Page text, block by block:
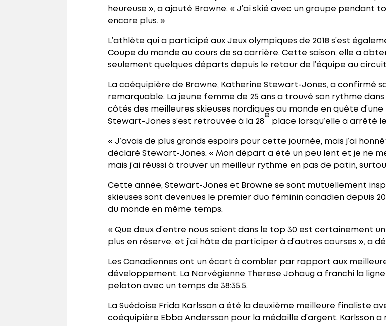
heureuse », a ajouté Browne. « J’ai skié avec un groupe pendant
encore plus. »
L’athlète qui a participé aux Jeux olympiques de 2018 s’est
Coupe du monde au cours de sa carrière. Cette saison, elle a
seulement quelques départs depuis le retour de l’équipe au
La coéquipière de Browne, Katherine Stewart-Jones, a confirmé
remarquable. La jeune femme de 25 ans a trouvé son rythme
côtés des meilleures skieuses nordiques au monde en quête
Stewart-Jones s’est retrouvée à la 28
e
place lorsqu’elle a arrêté le
« J’avais de plus grands espoirs pour cette journée, mais j’ai
déclaré Stewart-Jones. « Mon départ a été un peu lent et je ne
mais j’ai réussi à trouver un meilleur rythme en pas de patin,
Cette année, Stewart-Jones et Browne se sont mutuellement
skieuses sont devenues le premier duo féminin canadien depuis
du monde en même temps.
« Que deux d’entre nous soient dans le top 30 est certainement
plus en réserve, et j’ai hâte de participer à d’autres courses », a
Les Canadiennes ont un écart à combler par rapport aux
développement. La Norvégienne Therese Johaug a franchi la
peloton avec un temps de 38:35.5.
La Suédoise Frida Karlsson a été la deuxième meilleure finaliste
coéquipière Ebba Andersson pour la médaille d’argent. Karlsson